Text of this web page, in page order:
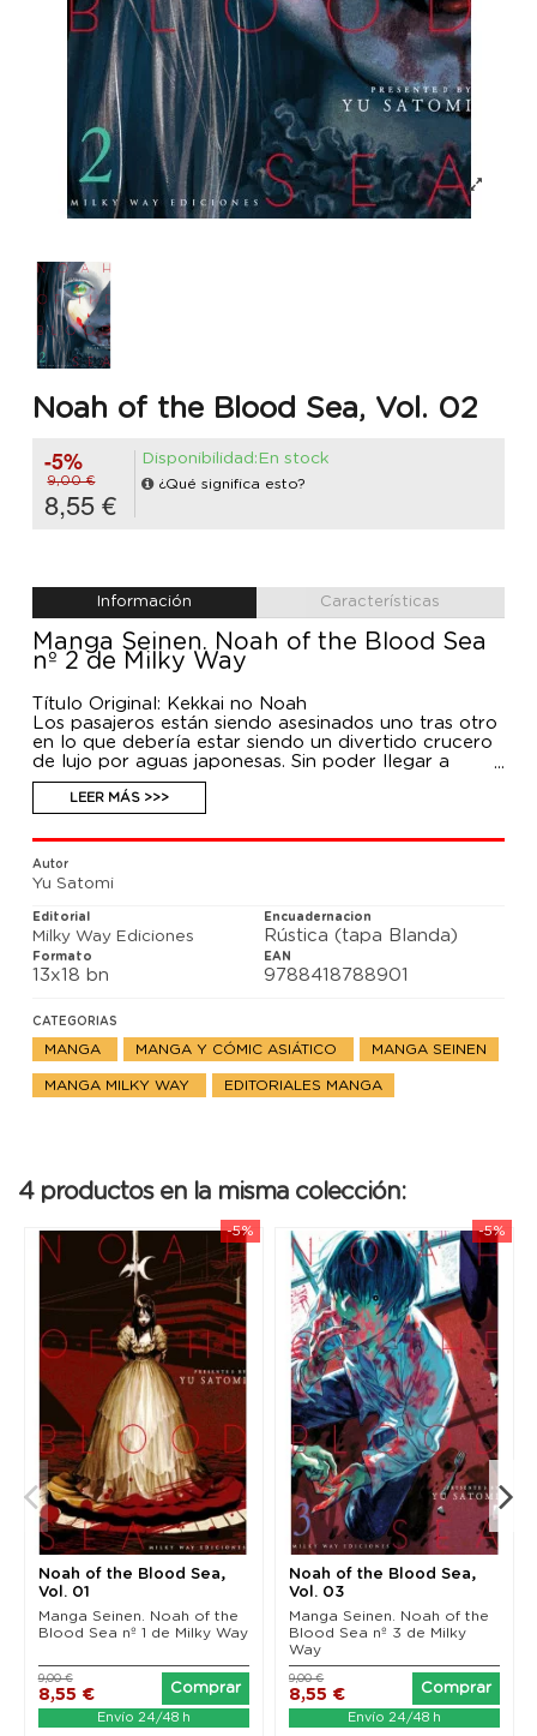
Noah of the Blood Sea, Vol. 02
-5%
9,00 €
8,55 €
Disponibilidad:En stock
¿Qué significa esto?
Información Características
Manga Seinen. Noah of the Blood Sea
nº 2 de Milky Way
Título Original: Kekkai no Noah
Los pasajeros están siendo asesinados uno tras otro
en lo que debería estar siendo un divertido crucero
de lujo por aguas japonesas. Sin poder llegar a
puerto y sin lugar al que huir, se han convertido en
presa de los vampiros. El universitario Kakeru y sus
amigos conocen el secreto del barco. ¡¿Tendrán
alguna oportunidad de sobrevivir?! ¿Cuál es el
secreto de Noah, la niña que aterra hasta a los
vampiros? ¡Ya está aquí el segundo tomo de esta
LEER MÁS >>>
Autor
Yu Satomi
Editorial
Milky Way Ediciones
Encuadernacion
Rústica (tapa Blanda)
Formato
13x18 bn
EAN
9788418788901
CATEGORIAS
MANGA MANGA Y CÓMIC ASIÁTICO MANGA SEINEN
MANGA MILKY WAY EDITORIALES MANGA
4 productos en la misma colección:
-5%
Noah of the Blood Sea,
Vol. 01
Manga Seinen. Noah of the
Blood Sea nº 1 de Milky Way
8,55 €
9,00 €
Comprar
Envío 24/48 h
-5%
Noah of the Blood Sea,
Vol. 03
Manga Seinen. Noah of the
Blood Sea nº 3 de Milky
Way
8,55 €
9,00 €
Comprar
Envío 24/48 h